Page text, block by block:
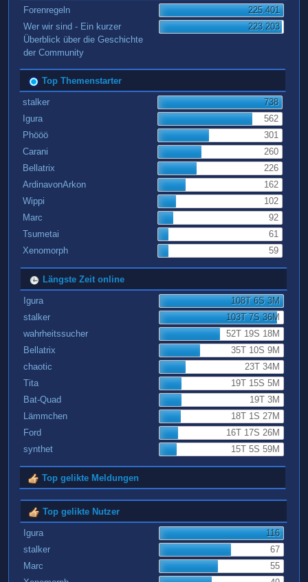
Forenregeln
225.401
Wer wir sind - Ein kurzer
Überblick über die Geschichte
der Community
223.203
Top Themenstarter
stalker
738
Igura
562
Phööö
301
Carani
260
Bellatrix
226
ArdinavonArkon
162
Wippi
102
Marc
92
Tsumetai
61
Xenomorph
59
Längste Zeit online
Igura
108T 6S 3M
stalker
103T 7S 36M
wahrheitssucher
52T 19S 18M
Bellatrix
35T 10S 9M
chaotic
23T 34M
Tita
19T 15S 5M
Bat-Quad
19T 3M
Lämmchen
18T 1S 27M
Ford
16T 17S 26M
synthet
15T 5S 59M
Top gelikte Meldungen
Top gelikte Nutzer
Igura
116
stalker
67
Marc
55